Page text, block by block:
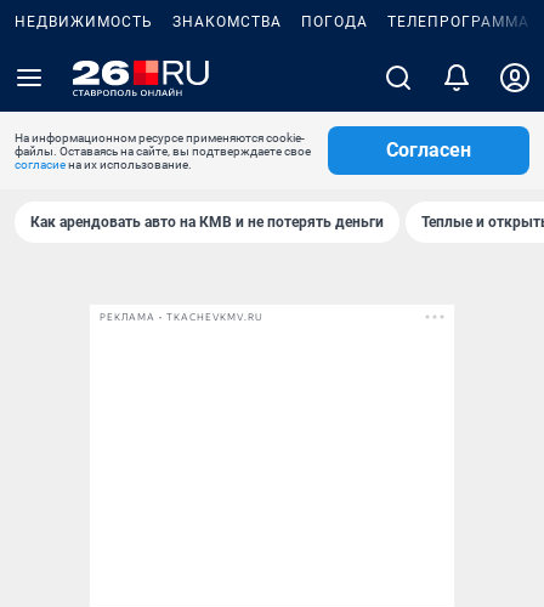
НЕДВИЖИМОСТЬ ЗНАКОМСТВА ПОГОДА ТЕЛЕПРОГРАММА
На информационном ресурсе применяются cookie-
файлы. Оставаясь на сайте, вы подтверждаете свое
согласиена их использование.
Согласен
Как арендовать авто на КМВ и не потерять деньги Теплые и
РЕКЛАМА • TKACHEVKMV.RU